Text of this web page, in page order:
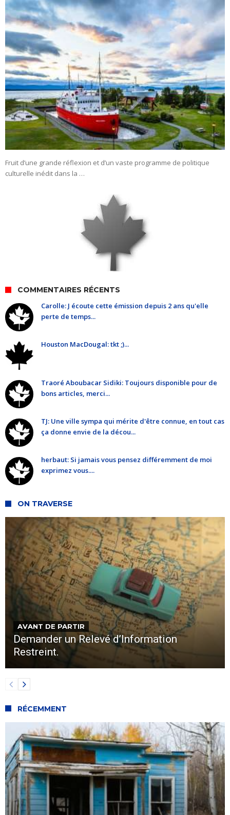
Fruit d’une grande réflexion et d’un vaste programme de politique
culturelle inédit dans la …
COMMENTAIRES RÉCENTS
Carolle: J écoute cette émission depuis 2 ans qu'elle
perte de temps...
Houston MacDougal: tkt ;)...
Traoré Aboubacar Sidiki: Toujours disponible pour de
bons articles, merci...
TJ: Une ville sympa qui mérite d'être connue, en tout cas
ça donne envie de la décou...
herbaut: Si jamais vous pensez différemment de moi
exprimez vous....
ON TRAVERSE
AVANT DE PARTIR
Demander un Relevé d’Information
Restreint.
RÉCEMMENT